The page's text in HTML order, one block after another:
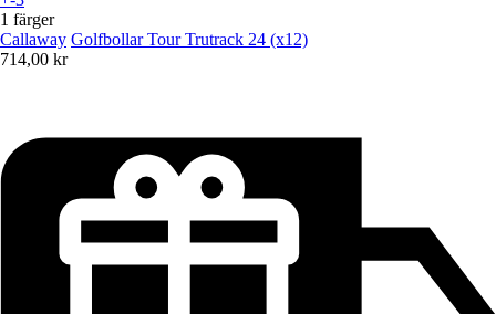
1 färger
Callaway Golfbollar Tour Trutrack 24 (x12)
714,00 kr